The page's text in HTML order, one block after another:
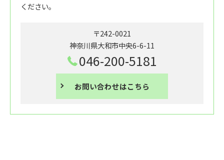
ください。
〒242-0021
神奈川県大和市中央6-6-11
046-200-5181
お問い合わせはこちら